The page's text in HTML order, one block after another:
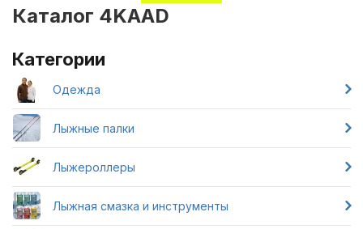
Каталог 4KAAD
Категории
Одежда
Лыжные палки
Лыжероллеры
Лыжная смазка и инструменты